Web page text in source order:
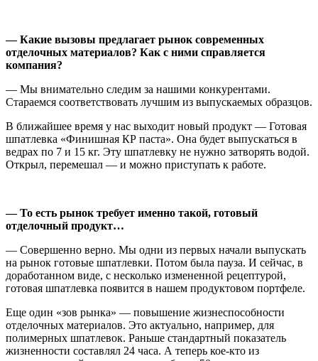
— Какие вызовы предлагает рынок современных
отделочных материалов? Как с ними справляется
компания?
— Мы внимательно следим за нашими конкурентами.
Стараемся соответствовать лучшим из выпускаемых образцов.
В ближайшее время у нас выходит новый продукт — Готовая
шпатлевка «Финишная КР паста». Она будет выпускаться в
ведрах по 7 и 15 кг. Эту шпатлевку не нужно затворять водой.
Открыл, перемешал — и можно приступать к работе.
— То есть рынок требует именно такой, готовый
отделочный продукт…
— Совершенно верно. Мы одни из первых начали выпускать
на рынок готовые шпатлевки. Потом была пауза. И сейчас, в
доработанном виде, с несколько измененной рецептурой,
готовая шпатлевка появится в нашем продуктовом портфеле.
Еще один «зов рынка» — повышение жизнеспособности
отделочных материалов. Это актуально, например, для
полимерных шпатлевок. Раньше стандартный показатель
жизненности составлял 24 часа. А теперь кое-кто из